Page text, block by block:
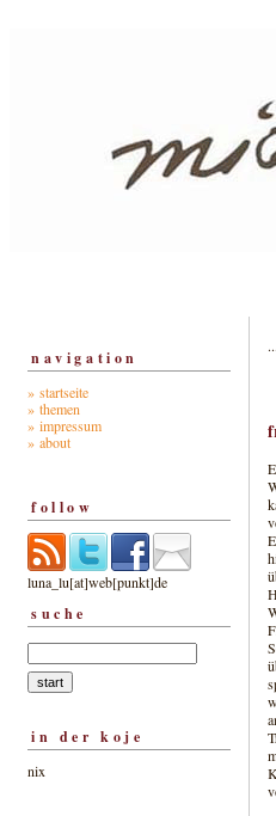
navigation
» startseite
» themen
» impressum
» about
follow
luna_lu[at]web[punkt]de
suche
in der koje
nix
...